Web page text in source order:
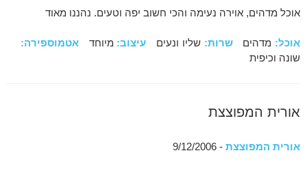
אוכל מדהים, אוירה נעימה והכי חשוב יפה וטעים. נהננו מאוד
אוכל: מדהיםשרות: שליו ונעים עיצוב: מיוחד אטמוספירה:
שונה וכיפית
אורית המפוצצת
אורית המפוצצת - 9/12/2006